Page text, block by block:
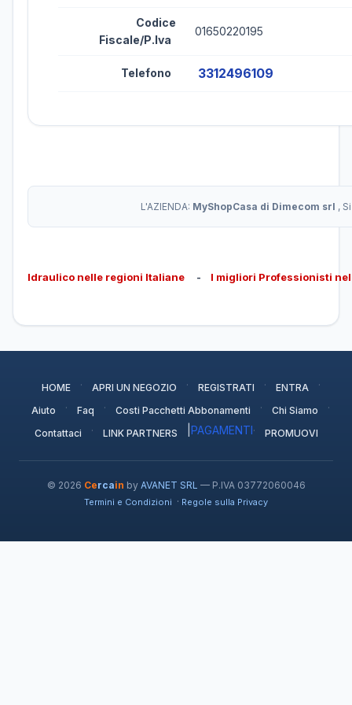
Codice
Fiscale/P.Iva
01650220195
Telefono 3312496109
L'AZIENDA: MyShopCasa di Dimecom srl ,
Idraulico nelle regioni Italiane - I migliori Professionisti
HOME · APRI UN NEGOZIO · REGISTRATI · ENTRA ·
Aiuto · Faq · Costi Pacchetti Abbonamenti · Chi Siamo ·
Contattaci · LINK PARTNERS PAGAMENTI· PROMUOVI
© 2026 Cercain by AVANET SRL — P.IVA 03772060046
Termini e Condizioni · Regole sulla Privacy